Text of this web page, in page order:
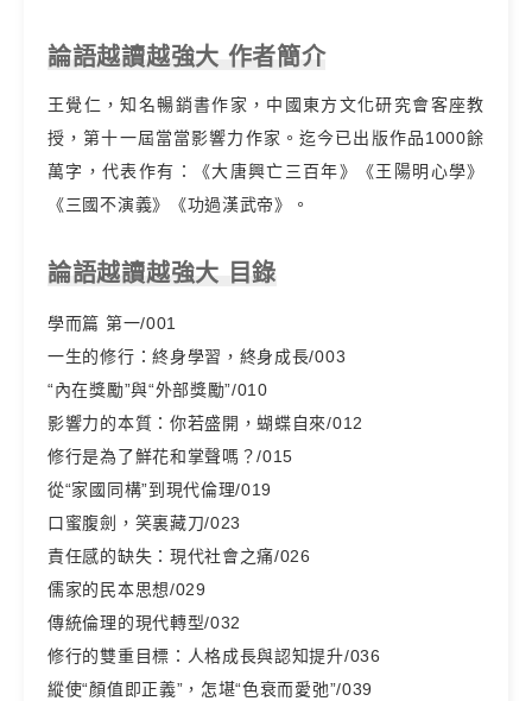
論語越讀越強大 作者簡介
王覺仁，知名暢銷書作家，中國東方文化研究會客座教
授，第十一屆當當影響力作家。迄今已出版作品1000餘
萬字，代表作有：《大唐興亡三百年》《王陽明心學》
《三國不演義》《功過漢武帝》。
論語越讀越強大 目錄
學而篇 第一/001
一生的修行：終身學習，終身成長/003
“內在獎勵”與“外部獎勵”/010
影響力的本質：你若盛開，蝴蝶自來/012
修行是為了鮮花和掌聲嗎？/015
從“家國同構”到現代倫理/019
口蜜腹劍，笑裏藏刀/023
責任感的缺失：現代社會之痛/026
儒家的民本思想/029
傳統倫理的現代轉型/032
修行的雙重目標：人格成長與認知提升/036
縱使“顏值即正義”，怎堪“色衰而愛弛”/039